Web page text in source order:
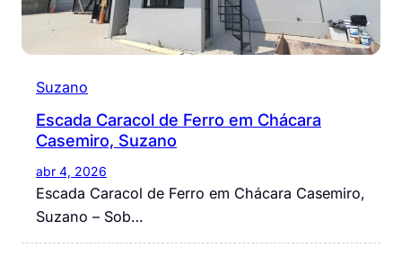
Suzano
Escada Caracol de Ferro em Chácara
Casemiro, Suzano
abr 4, 2026
Escada Caracol de Ferro em Chácara Casemiro,
Suzano – Sob…